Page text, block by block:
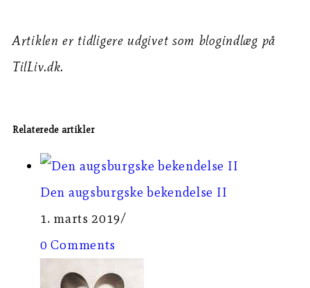
Artiklen er tidligere udgivet som blogindlæg på
TilLiv.dk.
Relaterede artikler
Den augsburgske bekendelse II
1. marts 2019/
0 Comments